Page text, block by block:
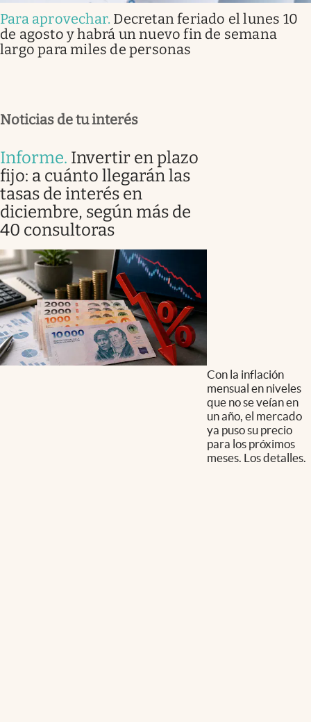
Para aprovechar. Decretan feriado el lunes 10
de agosto y habrá un nuevo fin de semana
largo para miles de personas
Noticias de tu interés
Informe. Invertir en plazo
fijo: a cuánto llegarán las
tasas de interés en
diciembre, según más de
40 consultoras
Con la inflación
mensual en niveles
que no se veían en
un año, el mercado
ya puso su precio
para los próximos
meses. Los detalles.